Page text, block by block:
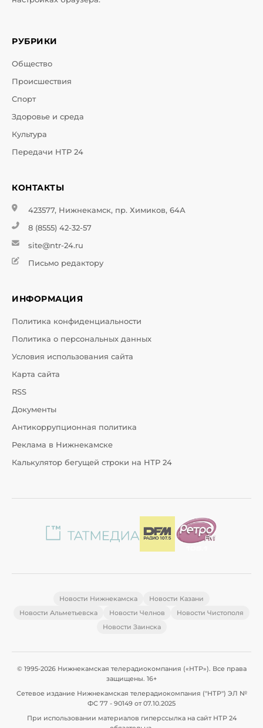
РУБРИКИ
Общество
Происшествия
Спорт
Здоровье и среда
Культура
Передачи НТР 24
КОНТАКТЫ
423577, Нижнекамск, пр. Химиков, 64А
8 (8555) 42-32-57
site@ntr-24.ru
Письмо редактору
ИНФОРМАЦИЯ
Политика конфиденциальности
Политика о персональных данных
Условия использования сайта
Карта сайта
RSS
Документы
Антикоррупционная политика
Реклама в Нижнекамске
Калькулятор бегущей строки на НТР 24
Новости Нижнекамска
Новости Казани
Новости Альметьевска
Новости Челнов
Новости Чистополя
Новости Заинска
© 1995-2026 Нижнекамская телерадиокомпания («НТР»). Все права
защищены. 16+
Сетевое издание Нижнекамская телерадиокомпания ("НТР") ЭЛ №
ФС 77 - 90149 от 07.10.2025
При использовании материалов гиперссылка на сайт НТР 24